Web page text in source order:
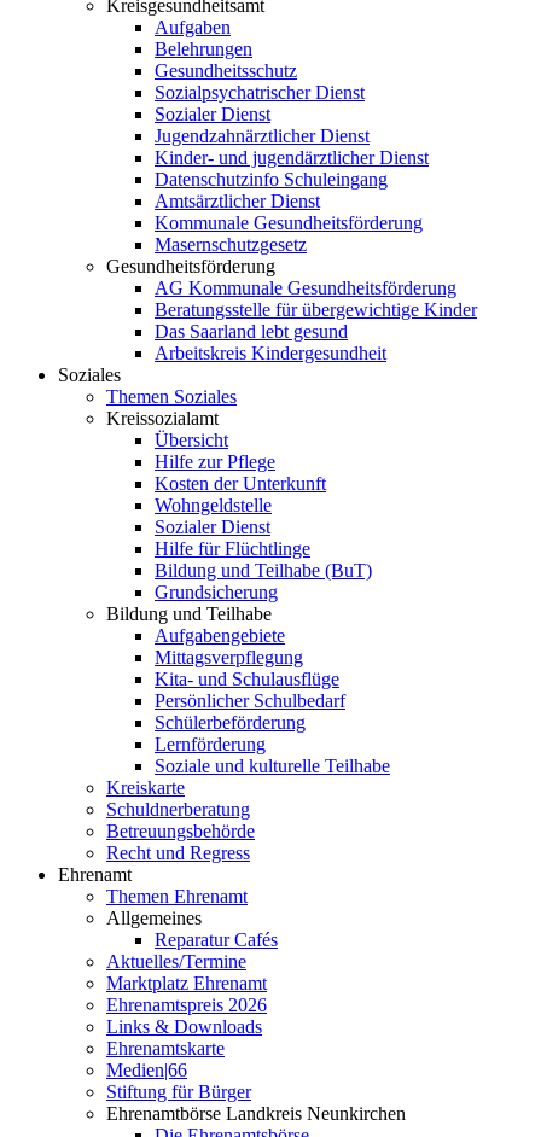
Kreisgesundheitsamt
Aufgaben
Belehrungen
Gesundheitsschutz
Sozialpsychatrischer Dienst
Sozialer Dienst
Jugendzahnärztlicher Dienst
Kinder- und jugendärztlicher Dienst
Datenschutzinfo Schuleingang
Amtsärztlicher Dienst
Kommunale Gesundheitsförderung
Masernschutzgesetz
Gesundheitsförderung
AG Kommunale Gesundheitsförderung
Beratungsstelle für übergewichtige Kinder
Das Saarland lebt gesund
Arbeitskreis Kindergesundheit
Soziales
Themen Soziales
Kreissozialamt
Übersicht
Hilfe zur Pflege
Kosten der Unterkunft
Wohngeldstelle
Sozialer Dienst
Hilfe für Flüchtlinge
Bildung und Teilhabe (BuT)
Grundsicherung
Bildung und Teilhabe
Aufgabengebiete
Mittagsverpflegung
Kita- und Schulausflüge
Persönlicher Schulbedarf
Schülerbeförderung
Lernförderung
Soziale und kulturelle Teilhabe
Kreiskarte
Schuldnerberatung
Betreuungsbehörde
Recht und Regress
Ehrenamt
Themen Ehrenamt
Allgemeines
Reparatur Cafés
Aktuelles/Termine
Marktplatz Ehrenamt
Ehrenamtspreis 2026
Links & Downloads
Ehrenamtskarte
Medien|66
Stiftung für Bürger
Ehrenamtbörse Landkreis Neunkirchen